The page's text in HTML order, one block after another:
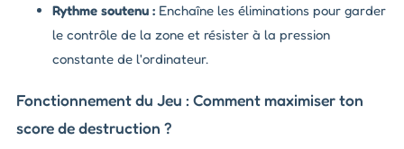
Rythme soutenu : Enchaîne les éliminations pour garder
le contrôle de la zone et résister à la pression
constante de l'ordinateur.
Fonctionnement du Jeu : Comment maximiser ton
score de destruction ?